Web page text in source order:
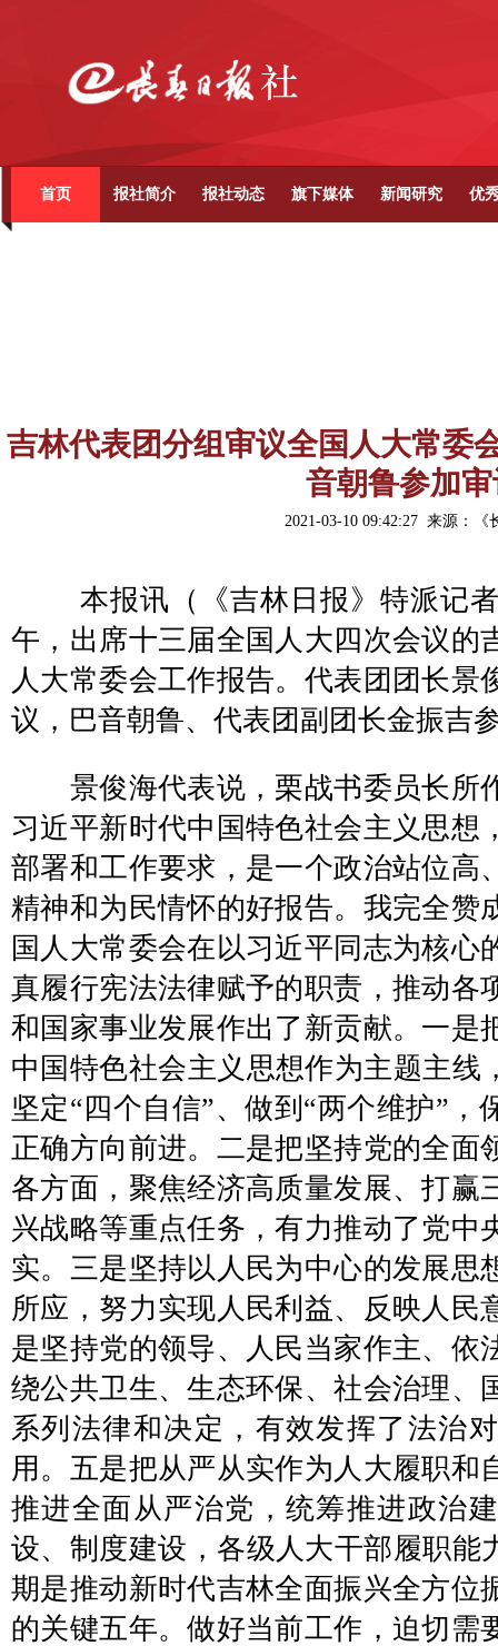
首页 报社简介 报社动态 旗下媒体 新闻研究 优
吉林代表团分组审议全国人大常委
音朝鲁参加
2021-03-10 09:42:27 来源：
本报讯（《吉林日报》特派记者
午，出席十三届全国人大四次会议的
人大常委会工作报告。代表团团长景
议，巴音朝鲁、代表团副团长金振吉
景俊海代表说，栗战书委员长所
习近平新时代中国特色社会主义思想
部署和工作要求，是一个政治站位高
精神和为民情怀的好报告。我完全赞
国人大常委会在以习近平同志为核心
真履行宪法法律赋予的职责，推动各
和国家事业发展作出了新贡献。一是
中国特色社会主义思想作为主题主线
坚定“四个自信”、做到“两个维护”，
正确方向前进。二是把坚持党的全面
各方面，聚焦经济高质量发展、打赢
兴战略等重点任务，有力推动了党中
实。三是坚持以人民为中心的发展思
所应，努力实现人民利益、反映人民
是坚持党的领导、人民当家作主、依
绕公共卫生、生态环保、社会治理、
系列法律和决定，有效发挥了法治
用。五是把从严从实作为人大履职和
推进全面从严治党，统筹推进政治
设、制度建设，各级人大干部履职能
期是推动新时代吉林全面振兴全方位
的关键五年。做好当前工作，迫切需